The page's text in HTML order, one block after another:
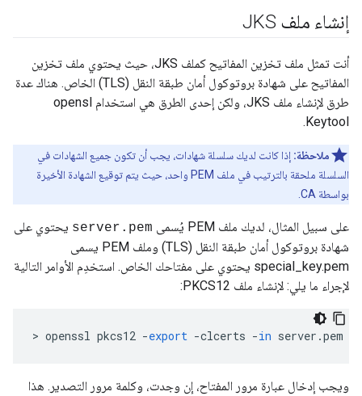
إنشاء ملف JKS
أنت تمثل ملف تخزين المفاتيح كملف JKS، حيث يحتوي ملف تخزين
المفاتيح على شهادة بروتوكول أمان طبقة النقل (TLS) الخاص. هناك عدة
طرق لإنشاء ملف JKS، ولكن إحدى الطرق هي استخدام opensl
Keytool.
ملاحظة: إذا كانت لديك سلسلة شهادات، يجب أن تكون جميع الشهادات في
السلسلة ملحقة بالترتيب في ملف PEM واحد، حيث يتم توقيع الشهادة الأخيرة
بواسطة CA.
على سبيل المثال، لديك ملف PEM يُسمى server.pem يحتوي على
شهادة بروتوكول أمان طبقة النقل (TLS) وملف PEM يسمى
special_key.pem يحتوي على مفتاحك الخاص. استخدِم الأوامر التالية
لإجراء ما يلي: لإنشاء ملف PKCS12:
> openssl pkcs12 -export -clcerts -in server .pem
ويجب إدخال عبارة مرور المفتاح، إن وجدت، وكلمة مرور التصدير. هذا